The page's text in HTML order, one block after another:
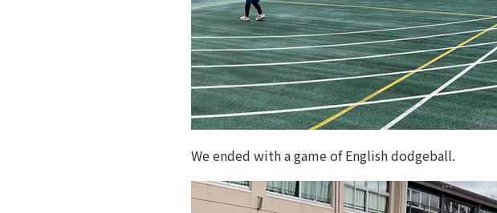
We ended with a game of English dodgeball.